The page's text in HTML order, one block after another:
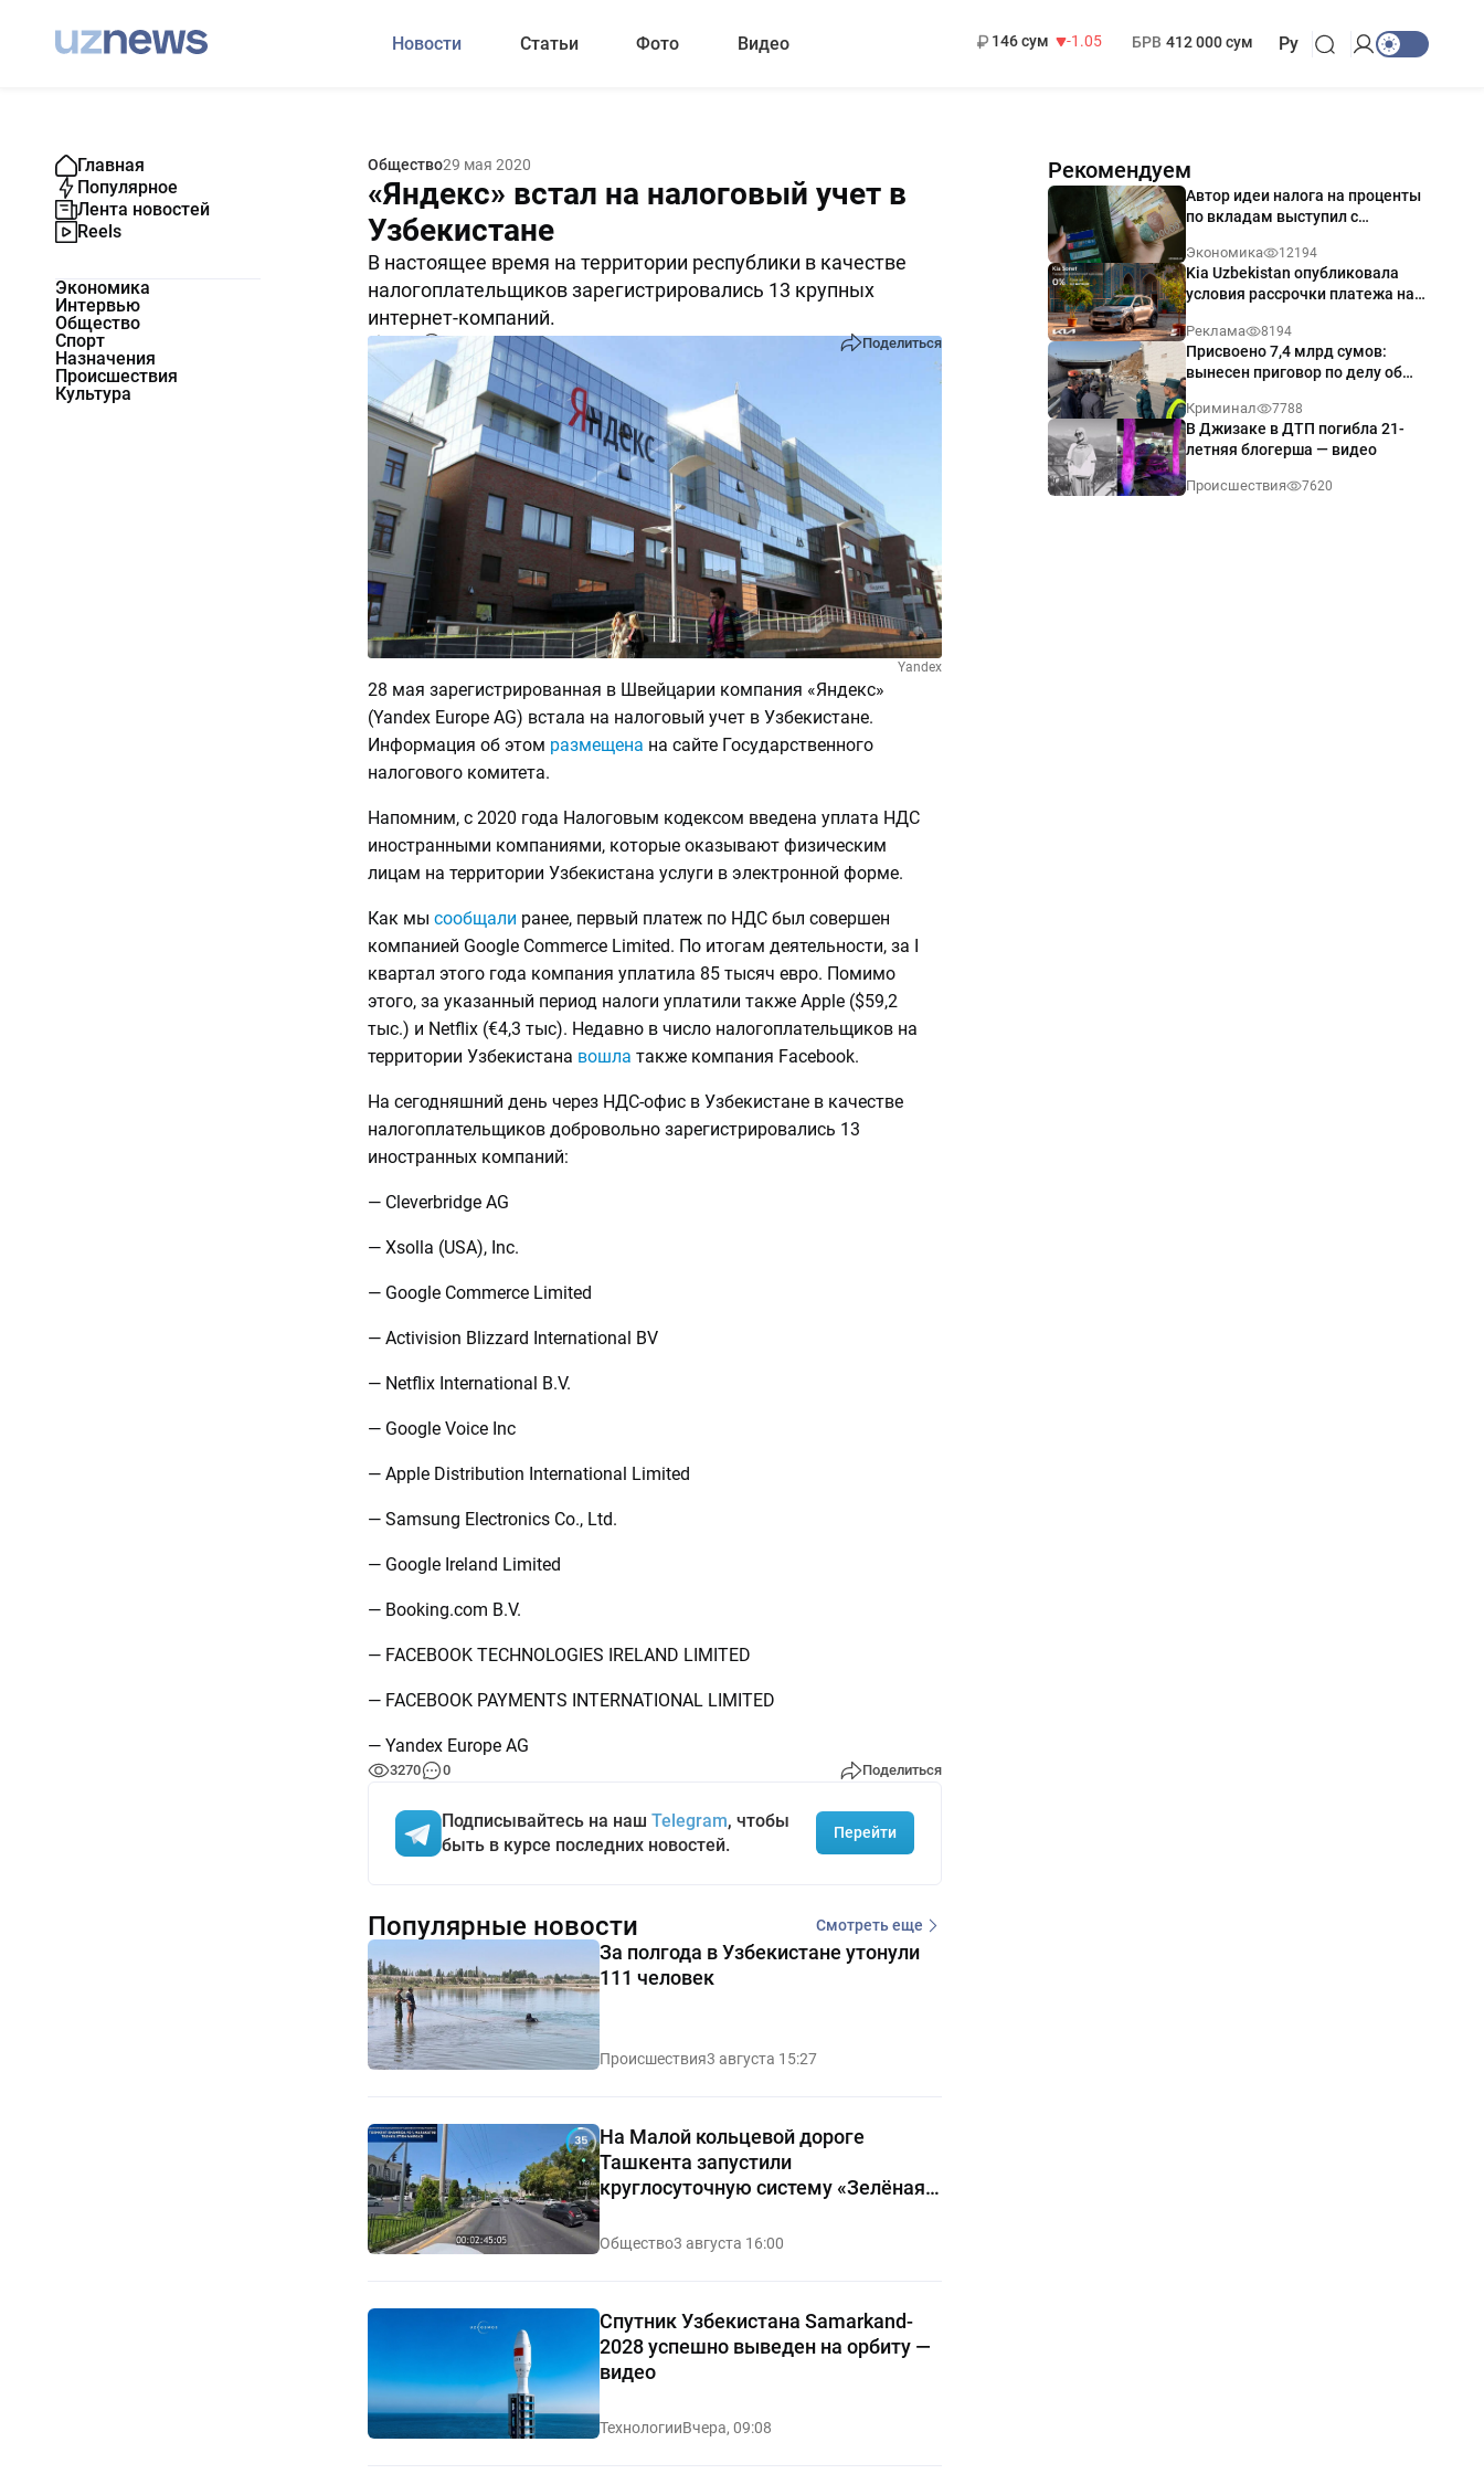
Новости Статьи Фото Видео
146 сум
-1.05
БРВ 412 000 сум Ру
Главная
Популярное
Лента новостей
Reels
Экономика
Интервью
Общество
Спорт
Назначения
Происшествия
Культура
Общество29 мая 2020
«Яндекс» встал на налоговый учет в
Узбекистане
В настоящее время на территории республики в качестве
налогоплательщиков зарегистрировались 13 крупных
интернет-компаний.
3270 0 Поделиться
Yandex
28 мая зарегистрированная в Швейцарии компания «Яндекс»
(Yandex Europe AG) встала на налоговый учет в Узбекистане.
Информация об этом размещена на сайте Государственного
налогового комитета.
Напомним, с 2020 года Налоговым кодексом введена уплата НДС
иностранными компаниями, которые оказывают физическим
лицам на территории Узбекистана услуги в электронной форме.
Как мы сообщали ранее, первый платеж по НДС был совершен
компанией Google Commerce Limited. По итогам деятельности, за I
квартал этого года компания уплатила 85 тысяч евро. Помимо
этого, за указанный период налоги уплатили также Apple ($59,2
тыс.) и Netflix (€4,3 тыс). Недавно в число налогоплательщиков на
территории Узбекистана вошла также компания Facebook.
На сегодняшний день через НДС-офис в Узбекистане в качестве
налогоплательщиков добровольно зарегистрировались 13
иностранных компаний:
— Сleverbridge AG
— Xsolla (USA), Inc.
— Google Commerce Limited
— Activision Blizzard International BV
— Netflix International B.V.
— Google Voice Inc
— Apple Distribution International Limited
— Samsung Electronics Co., Ltd.
— Google Ireland Limited
— Booking.com B.V.
— FACEBOOK TECHNOLOGIES IRELAND LIMITED
— FACEBOOK PAYMENTS INTERNATIONAL LIMITED
— Yandex Europe AG
3270 0 Поделиться
Подписывайтесь на наш Telegram, чтобы
быть в курсе последних новостей.
Перейти
Рекомендуем
Автор идеи налога на проценты
по вкладам выступил с
Экономика 12194
Kia Uzbekistan опубликовала
условия рассрочки платежа на
годовых
Реклама 8194
Присвоено 7,4 млрд сумов:
вынесен приговор по делу об
Ташкенте
Криминал 7788
В Джизаке в ДТП погибла 21-
летняя блогерша — видео
Происшествия 7620
Популярные новости Смотреть еще
За полгода в Узбекистане утонули
111 человек
Происшествия3 августа 15:27
На Малой кольцевой дороге
Ташкента запустили
круглосуточную систему «Зелёная
волна»
Общество3 августа 16:00
Спутник Узбекистана Samarkand-
2028 успешно выведен на орбиту —
видео
ТехнологииВчера, 09:08